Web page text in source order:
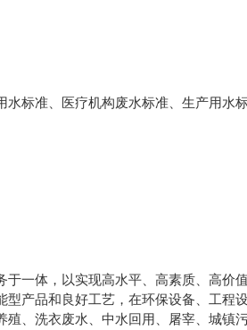
标准、医疗机构废水标准、生产用水
一体，以实现高水平、高素质、高
产品和良好工艺，在环保设备、工
、洗衣废水、中水回用、屠宰、城镇